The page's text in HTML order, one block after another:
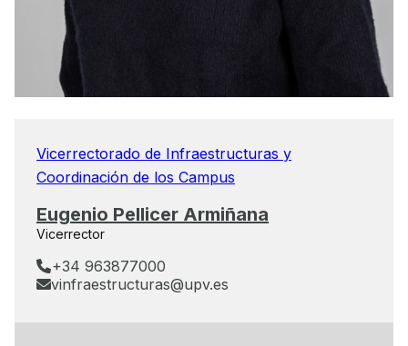
Vicerrectorado de Infraestructuras y
Coordinación de los Campus
Eugenio Pellicer Armiñana
Vicerrector
+34 963877000
vinfraestructuras@upv.es